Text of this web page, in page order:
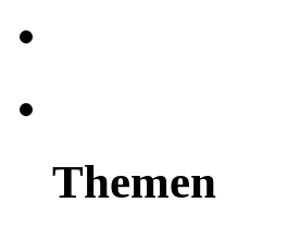
Themen